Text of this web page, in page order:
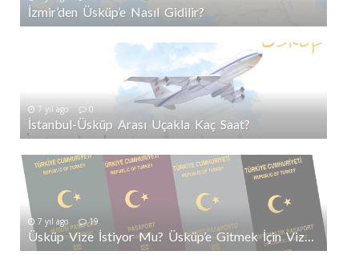
İzmir’den Üsküp’e Nasıl Gidilir?
7 yıl ago 0
İstanbul-Üsküp Arası Uçakla Kaç Saat?
7 yıl ago 19
Üsküp Vize İstiyor Mu? Üsküp’e Gitmek İçin Vize Gerekli Mi?